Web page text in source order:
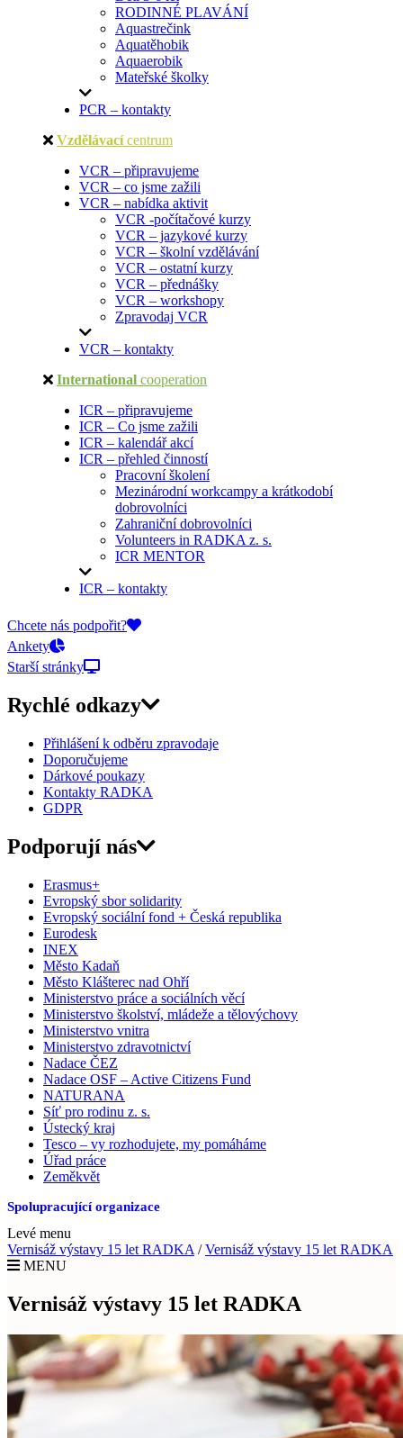
RODINNÉ PLAVÁNÍ
Aquastrečink
Aquatěhobik
Aquaerobik
Mateřské školky
PCR – kontakty
Vzdělávací centrum
VCR – připravujeme
VCR – co jsme zažili
VCR – nabídka aktivit
VCR -počítačové kurzy
VCR – jazykové kurzy
VCR – školní vzdělávání
VCR – ostatní kurzy
VCR – přednášky
VCR – workshopy
Zpravodaj VCR
VCR – kontakty
International cooperation
ICR – připravujeme
ICR – Co jsme zažili
ICR – kalendář akcí
ICR – přehled činností
Pracovní školení
Mezinárodní workcampy a krátkodobí
dobrovolníci
Zahraniční dobrovolníci
Volunteers in RADKA z. s.
ICR MENTOR
ICR – kontakty
On-line přihlášky
Chcete nás podpořit?
Ankety
Starší stránky
Rychlé odkazy
Přihlášení k odběru zpravodaje
Doporučujeme
Dárkové poukazy
Kontakty RADKA
GDPR
Podporují nás
Erasmus+
Evropský sbor solidarity
Evropský sociální fond + Česká republika
Eurodesk
INEX
Město Kadaň
Město Klášterec nad Ohří
Ministerstvo práce a sociálních věcí
Ministerstvo školství, mládeže a tělovýchovy
Ministerstvo vnitra
Ministerstvo zdravotnictví
Nadace ČEZ
Nadace OSF – Active Citizens Fund
NATURANA
Síť pro rodinu z. s.
Ústecký kraj
Tesco – vy rozhodujete, my pomáháme
Úřad práce
Zeměkvět
Spolupracující organizace
Levé menu
Vernisáž výstavy 15 let RADKA /Vernisáž výstavy 15 let RADKA
MENU
Vernisáž výstavy 15 let RADKA